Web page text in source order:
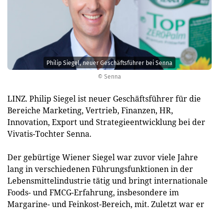
© Senna
Philip Siegel, neuer Geschäftsführer bei Senna
LINZ. Philip Siegel ist neuer Geschäftsführer für die
Bereiche Marketing, Vertrieb, Finanzen, HR,
Innovation, Export und Strategieentwicklung bei der
Vivatis-Tochter Senna.
Der gebürtige Wiener Siegel war zuvor viele Jahre
lang in verschiedenen Führungsfunktionen in der
Lebensmittelindustrie tätig und bringt internationale
Foods- und FMCG-Erfahrung, insbesondere im
Margarine- und Feinkost-Bereich, mit. Zuletzt war er